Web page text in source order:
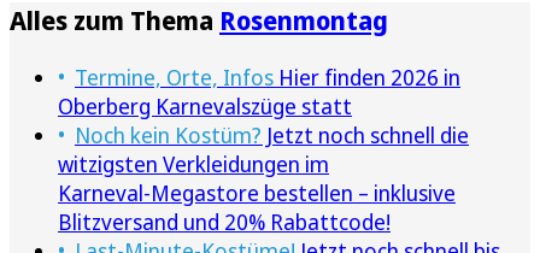
Alles zum Thema Rosenmontag
Termine, Orte, Infos Hier finden 2026 in
Oberberg Karnevalszüge statt
Noch kein Kostüm? Jetzt noch schnell die
witzigsten Verkleidungen im
Karneval‑Megastore bestellen – inklusive
Blitzversand und 20% Rabattcode!